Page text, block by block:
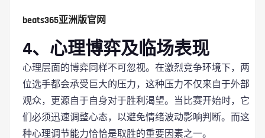
beats365亚洲版官网
4、心理博弈及临场表现
心理层面的博弈同样不可忽视。在激烈竞争环境下，两
位选手都会承受巨大的压力，这种压力不仅来自于外部
观众，更源自于自身对于胜利渴望。当比赛开始时，它
们必须迅速调整心态，以避免情绪波动影响判断。而这
种心理调节能力恰恰是取胜的重要因素之一。